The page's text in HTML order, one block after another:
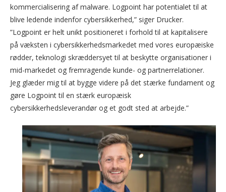
kommercialisering af malware. Logpoint har potentialet til at
blive ledende indenfor cybersikkerhed,” siger Drucker.
”Logpoint er helt unikt positioneret i forhold til at kapitalisere
på væksten i cybersikkerhedsmarkedet med vores europæiske
rødder, teknologi skræddersyet til at beskytte organisationer i
mid-markedet og fremragende kunde- og partnerrelationer.
Jeg glæder mig til at bygge videre på det stærke fundament og
gøre Logpoint til en stærk europæisk
cybersikkerhedsleverandør og et godt sted at arbejde.”